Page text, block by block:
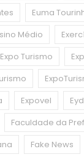
Euma
Médio
Expo Turismo
Expovel
Faculdade da
Fake News